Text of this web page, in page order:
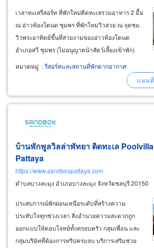
เวลาทะเลรีสอร์ท ที่พักใหม่ติดทะเลรวมอาหาร 2 มื้อ
ณ อ่าวท้องโตนด ชุมพร ที่พักใหม่วิวสวย ณ จุดชม
วิวพระอาทิตย์ขึ้นที่สวยงามของอ่าวท้องโตนด
อำเภอสวี ชุมพร (ไม่อนุญาตนำสัตว์เลี้ยงเข้าพัก)
ติดแอร์ทุกห้องพัก นอน 2 ท่าน เสริมที่นอนได้อีก 2
ท่าน มีสิ่งอำนวยความสะดวก wifi internet, ตู้เย็น,
หมวดหมู่ :รีสอร์ทและสถานที่พักตากอากาศ
บ้านพักพูลวิลล่าพัทยา ติดทะเล Poolvilla
Pattaya
https://www.sandboxpattaya.com
ตำบลบางละมุง อำเภอบางละมุง จังหวัดชลบุรี 20150
ประสบการณ์พักผ่อนเหนือระดับที่สร้างความ
ประทับใจทุกช่วงเวลา สิ่งอำนวยความสะดวกถูก
ออกแบบให้ตอบโจทย์ทั้งครอบครัว กลุ่มเพื่อน และ
กลุ่มบริษัทที่ต้องการทริปครบจบ บริการเสริมช่วย